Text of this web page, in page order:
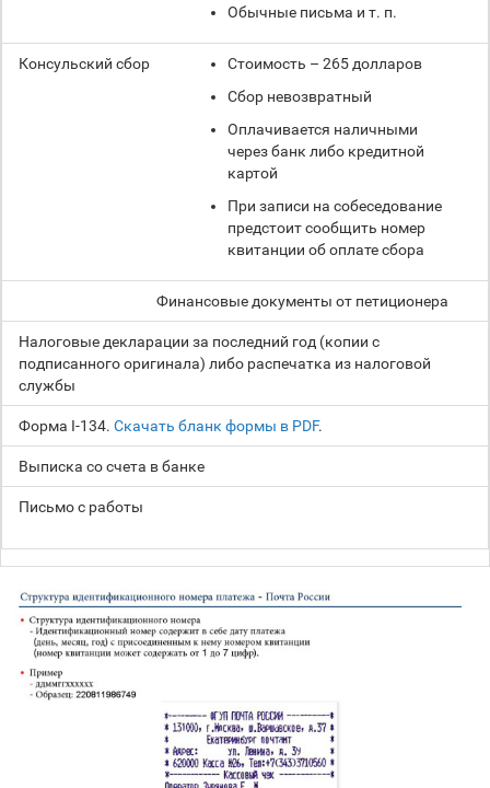
Обычные письма и т. п.
Консульский сбор
Стоимость – 265 долларов
Сбор невозвратный
Оплачивается наличными
через банк либо кредитной
картой
При записи на собеседование
предстоит сообщить номер
квитанции об оплате сбора
Финансовые документы от петиционера
Налоговые декларации за последний год (копии с
подписанного оригинала) либо распечатка из налоговой
службы
Форма I-134. Скачать бланк формы в PDF.
Выписка со счета в банке
Письмо с работы